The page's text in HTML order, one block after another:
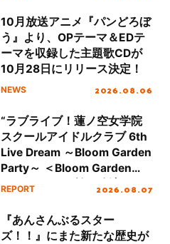
10月放送アニメ『パンどろぼ
う』より、OPテーマ＆EDテ
ーマを収録した主題歌CDが
10月28日にリリース決定！
NEWS 2026.08.06
“ラブライブ！蓮ノ空女学院
スクールアイドルクラブ 6th
Live Dream ～Bloom Garden
Party～ ＜Bloom Garden
Party Stage／埼玉公演＞”
REPORT 2026.08.07
『あんさんぶるスター
ズ！！』にまた新たな歴史が